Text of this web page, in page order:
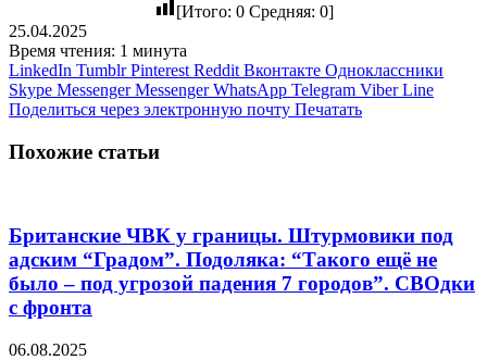
[Итого: 0Средняя: 0]
25.04.2025
Время чтения: 1 минута
LinkedIn Tumblr Pinterest Reddit Вконтакте Одноклассники
Skype Messenger Messenger WhatsApp Telegram Viber Line
Поделиться через электронную почту Печатать
Похожие статьи
Британские ЧВК у границы. Штурмовики под
адским “Градом”. Подоляка: “Такого ещё не
было – под угрозой падения 7 городов”. СВОдки
с фронта
06.08.2025